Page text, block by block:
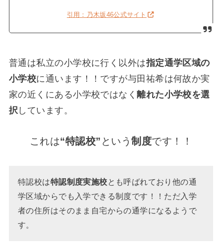
引用：乃木坂46公式サイト
普通は私立の小学校に行く以外は指定通学区域の
小学校に通います！！ですが与田祐希は何故か実
家の近くにある小学校ではなく離れた小学校を選
択しています。
これは“特認校” という制度です！！
特認校は特認制度実施校とも呼ばれており他の通
学区域からでも入学できる制度です！！ただ入学
者の住所はそのまま自宅からの通学になるようで
す。